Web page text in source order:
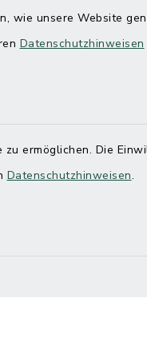
wie unsere Website
Datenschutzhinweisen
ermöglichen. Die
Datenschutzhinweisen.